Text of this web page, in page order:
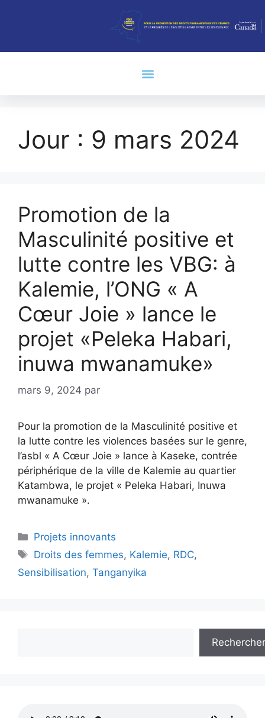
Jour : 9 mars 2024
Promotion de la
Masculinité positive et
lutte contre les VBG: à
Kalemie, l’ONG « A
Cœur Joie » lance le
projet «Peleka Habari,
inuwa mwanamuke»
mars 9, 2024 par
Pour la promotion de la Masculinité positive et
la lutte contre les violences basées sur le genre,
l’asbl « A Cœur Joie » lance à Kaseke, contrée
périphérique de la ville de Kalemie au quartier
Katambwa, le projet « Peleka Habari, Inuwa
mwanamuke ».
Projets innovants
Droits des femmes, Kalemie, RDC,
Sensibilisation, Tanganyika
Rechercher